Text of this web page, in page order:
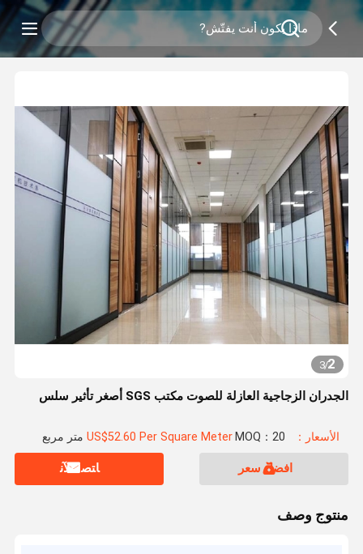
2
/
3
الجدران الزجاجية العازلة للصوت مكتب SGS أصغر تأثير سلس
الأسعار：US$52.60 Per Square Meter MOQ：20 متر مربع
افضل سعر ﺎﺘﺼﻟ ﺍﻶﻧ
منتوج وصف